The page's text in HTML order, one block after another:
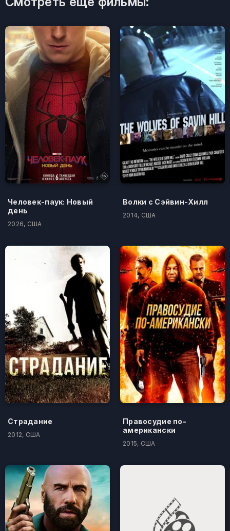
Человек-паук: Новый
день
2026, США
Волки с Сэйвин-Хилл
2014, США
Страдание
2012, США
Правосудие по-
американски
2015, США